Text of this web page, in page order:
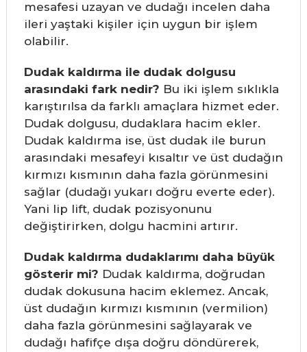
mesafesi uzayan ve dudağı incelen daha
ileri yaştaki kişiler için uygun bir işlem
olabilir.
Dudak kaldırma ile dudak dolgusu
arasındaki fark nedir? Bu iki işlem sıklıkla
karıştırılsa da farklı amaçlara hizmet eder.
Dudak dolgusu, dudaklara hacim ekler.
Dudak kaldırma ise, üst dudak ile burun
arasındaki mesafeyi kısaltır ve üst dudağın
kırmızı kısmının daha fazla görünmesini
sağlar (dudağı yukarı doğru everte eder).
Yani lip lift, dudak pozisyonunu
değiştirirken, dolgu hacmini artırır.
Dudak kaldırma dudaklarımı daha büyük
gösterir mi? Dudak kaldırma, doğrudan
dudak dokusuna hacim eklemez. Ancak,
üst dudağın kırmızı kısmının (vermilion)
daha fazla görünmesini sağlayarak ve
dudağı hafifçe dışa doğru döndürerek,